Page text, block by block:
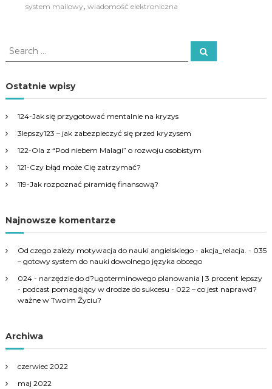
system mailowy, wiadomość elektroniczna
S
e
r
c
o
r
S
e
Ostatnie wpisy
124-Jak się przygotować mentalnie na kryzys
3lepszy123 – jak zabezpieczyć się przed kryzysem
122-Ola z “Pod niebem Malagi” o rozwoju osobistym
121-Czy błąd może Cię zatrzymać?
119-Jak rozpoznać piramidę finansową?
Najnowsze komentarze
Od czego zależy motywacja do nauki angielskiego - akcja_relacja. - 035
– gotowy system do nauki dowolnego języka obcego
024 - narzędzie do d?ugoterminowego planowania | 3 procent lepszy
- podcast pomagający w drodze do sukcesu - 022 – co jest naprawd?
ważne w Twoim Życiu?
Archiwa
czerwiec 2022
maj 2022